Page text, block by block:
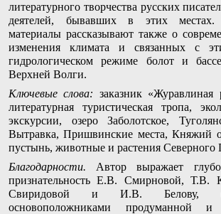
литературного творчества русских
деятелей, бывавших в этих местах.
материалы рассказывают также о
изменения климата и связанных с
гидрологическом режиме болот и
Верхней Волги.
Ключевые слова: заказник «Журавлиная
литературная туристическая тропа,
экскурсии, озеро Заболотское,
Вытравка, Пришвинские места, Княжий
пустынь, животные и растения Северного
Благодарности. Автор выражает
признательность Е.В. Смирновой, Т.В.
Свиридовой и И.В. Белову,
основоположниками продуманной и